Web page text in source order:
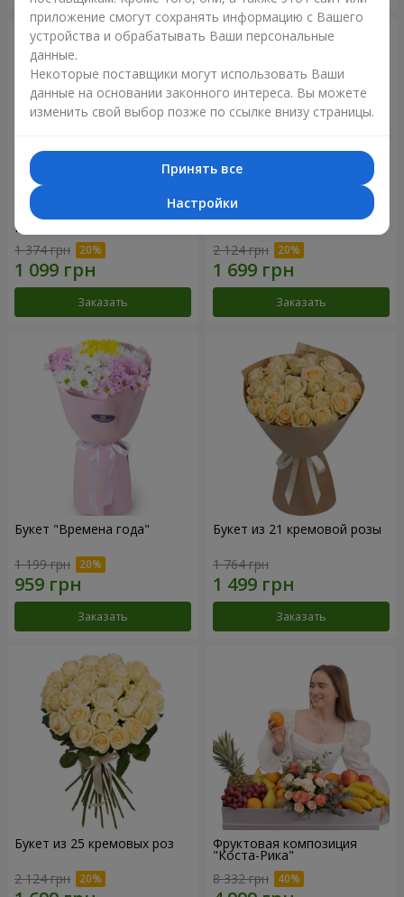
Букет "Королева
Карибского моря"
1 374 грн
Заказать
Цветы в коробке
2 124 грн
Заказать
Букет "Времена года"
1 199 грн
Заказать
Букет из 21 кремовой розы
1 764 грн
Заказать
Букет из 25 кремовых роз
2 124 грн
Фруктовая композиция
"Коста-Рика"
8 332 грн
приложение смогут сохранять информацию с Вашего
устройства и обрабатывать Ваши персональные
данные.
Некоторые поставщики могут использовать Ваши
данные на основании законного интереса. Вы можете
изменить свой выбор позже по ссылке внизу страницы.
Принять все
Настройки